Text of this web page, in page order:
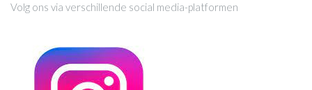
Volg ons via verschillende social media-platformen